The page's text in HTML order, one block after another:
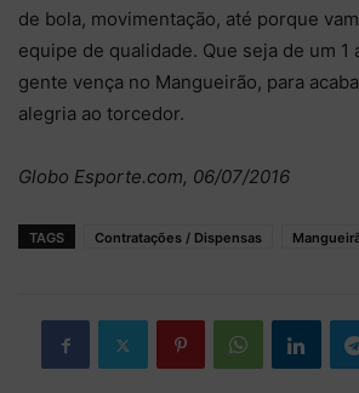
de bola, movimentação, até porque
equipe de qualidade. Que seja de um 1
gente vença no Mangueirão, para
alegria ao torcedor.
Globo Esporte.com, 06/07/2016
TAGS Contratações / Dispensas